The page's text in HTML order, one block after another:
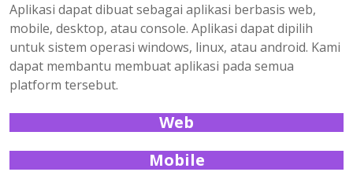
Aplikasi dapat dibuat sebagai aplikasi berbasis web,
mobile, desktop, atau console. Aplikasi dapat dipilih
untuk sistem operasi windows, linux, atau android. Kami
dapat membantu membuat aplikasi pada semua
platform tersebut.
Web
Mobile